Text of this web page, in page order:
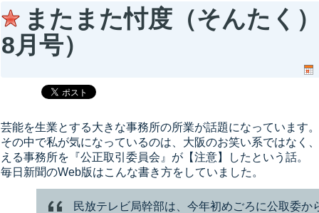
またまた忖度（そんたく
8月号）
芸能を生業とする大きな事務所の所業が話題になっています。
その中で私が気になっているのは、大阪のお笑い系ではなく
える事務所を『公正取引委員会』が【注意】したという話。
毎日新聞のWeb版はこんな書き方をしていました。
民放テレビ局幹部は、今年初めごろに公取委か